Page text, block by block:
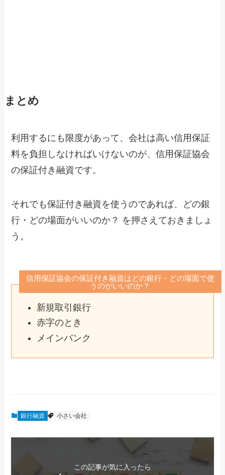
まとめ
利用するにも限度があって、会社は高い信用保証
料を負担しなければいけないのが、信用保証協会
の保証付き融資です。
それでも保証付き融資を使うのであれば、どの銀
行・どの場面がいいのか？ を押さえておきましょ
う。
信用保証協会の保証付き融資はどの銀行・どの場面で使
うのがいいのか？
新規取引銀行
赤字のとき
メインバンク
銀行融資 小さい会社
この記事が気に入ったら